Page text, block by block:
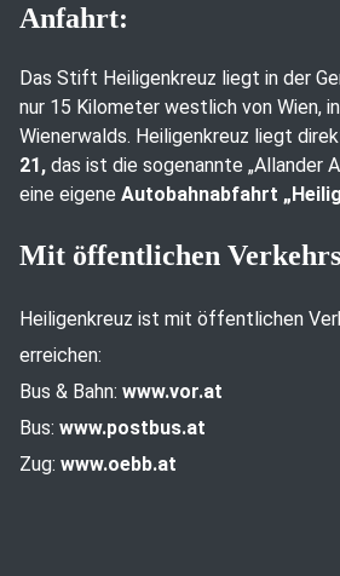
Anfahrt:
Das Stift Heiligenkreuz liegt in der
nur 15 Kilometer westlich von Wien,
Wienerwalds. Heiligenkreuz liegt
21, das ist die sogenannte „Allander
eine eigene Autobahnabfahrt
Mit öffentlichen
Heiligenkreuz ist mit öffentlichen
erreichen:
Bus & Bahn: www.vor.at
Bus: www.postbus.at
Zug: www.oebb.at